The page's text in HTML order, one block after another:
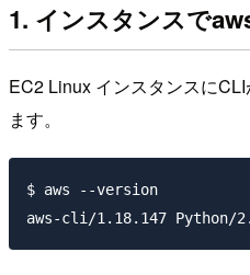
1. インスタンスで
EC2 Linux インスタンスに
ます。
$ aws --version